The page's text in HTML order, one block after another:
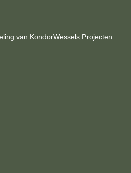
van KondorWessels Projecten